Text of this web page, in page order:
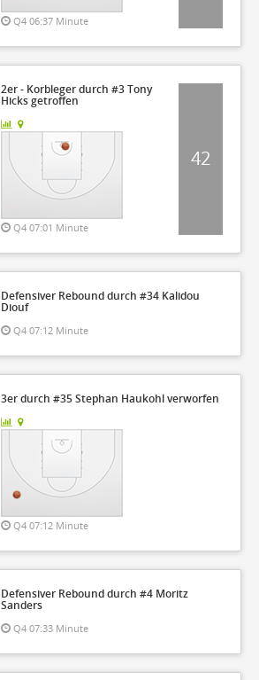
Q4 06:37 Minute
2er - Korbleger durch #3 Tony
Hicks getroffen
Q4 07:01 Minute
42
Defensiver Rebound durch #34 Kalidou
Diouf
Q4 07:12 Minute
3er durch #35 Stephan Haukohl verworfen
Q4 07:12 Minute
Defensiver Rebound durch #4 Moritz
Sanders
Q4 07:33 Minute